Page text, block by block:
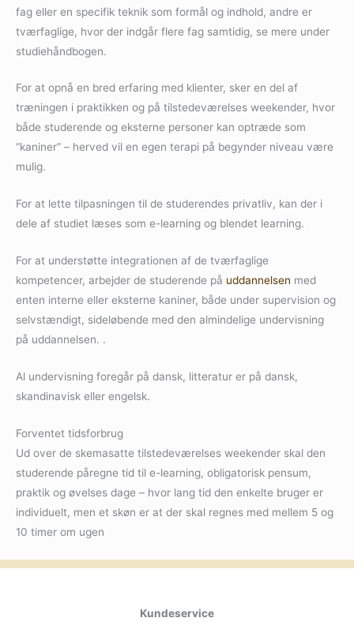
fag eller en specifik teknik som formål og indhold, andre er
tværfaglige, hvor der indgår flere fag samtidig, se mere under
studiehåndbogen.
For at opnå en bred erfaring med klienter, sker en del af
træningen i praktikken og på tilstedeværelses weekender, hvor
både studerende og eksterne personer kan optræde som
“kaniner” – herved vil en egen terapi på begynder niveau være
mulig.
For at lette tilpasningen til de studerendes privatliv, kan der i
dele af studiet læses som e-learning og blendet learning.
For at understøtte integrationen af de tværfaglige
kompetencer, arbejder de studerende på uddannelsen med
enten interne eller eksterne kaniner, både under supervision og
selvstændigt, sideløbende med den almindelige undervisning
på uddannelsen. .
Al undervisning foregår på dansk, litteratur er på dansk,
skandinavisk eller engelsk.
Forventet tidsforbrug
Ud over de skemasatte tilstedeværelses weekender skal den
studerende påregne tid til e-learning, obligatorisk pensum,
praktik og øvelses dage – hvor lang tid den enkelte bruger er
individuelt, men et skøn er at der skal regnes med mellem 5 og
10 timer om ugen
Kundeservice